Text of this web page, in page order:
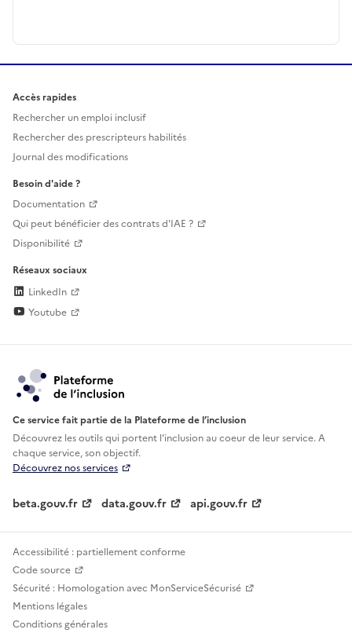
Accès rapides
Rechercher un emploi inclusif
Rechercher des prescripteurs habilités
Journal des modifications
Besoin d'aide ?
Documentation
Qui peut bénéficier des contrats d'IAE ?
Disponibilité
Réseaux sociaux
LinkedIn
Youtube
Ce service fait partie de la Plateforme de l’inclusion
Découvrez les outils qui portent l'inclusion aucoeur de leur service. A
chaque service, son objectif.
Découvrez nos services
beta.gouv.fr data.gouv.fr api.gouv.fr
Accessibilité : partiellement conforme
Code source
Sécurité : Homologation avec MonServiceSécurisé
Mentions légales
Conditions générales